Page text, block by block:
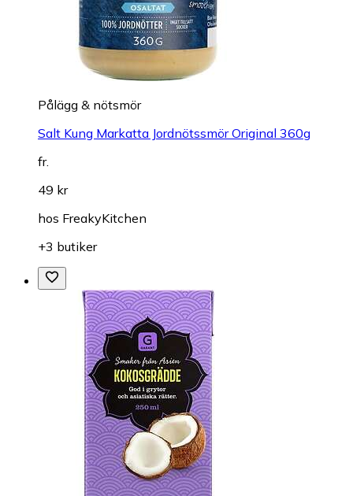
Pålägg & nötsmör
Salt Kung Markatta Jordnötssmör Original 360g
fr.
49 kr
hos FreakyKitchen
+3 butiker